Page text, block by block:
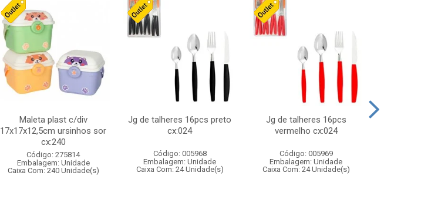
Maleta plast c/div
17x17x12,5cm ursinhos sor
cx:240
Código: 275814
Embalagem: Unidade
Caixa Com: 240 Unidade(s)
Jg de talheres 16pcs preto
cx:024
Código: 005968
Embalagem: Unidade
Caixa Com: 24 Unidade(s)
Jg de talheres 16pcs
vermelho cx:024
Código: 005969
Embalagem: Unidade
Caixa Com: 24 Unidade(s)